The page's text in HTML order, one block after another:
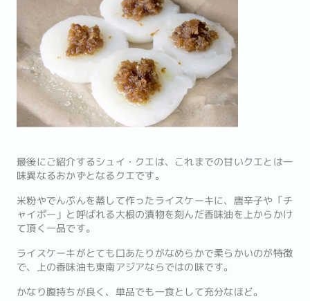
最後にご紹介するシュイ・クエは、これまでの甘いクエとは一
味異なるおかずとなるクエです。
米粉やでんぷんを蒸して作ったライスケーキに、唐辛子や「チ
ャイポー」と呼ばれる大根の漬物を刻んだ香味油を上からかけ
て頂く一品です。
ライスケーキがとても口あたりがなめらかで柔らかいのが特徴
で、上の香味油も東南アジアならではの味です。
かなり腹持ちが良く、単品でも一食として充分なほど。